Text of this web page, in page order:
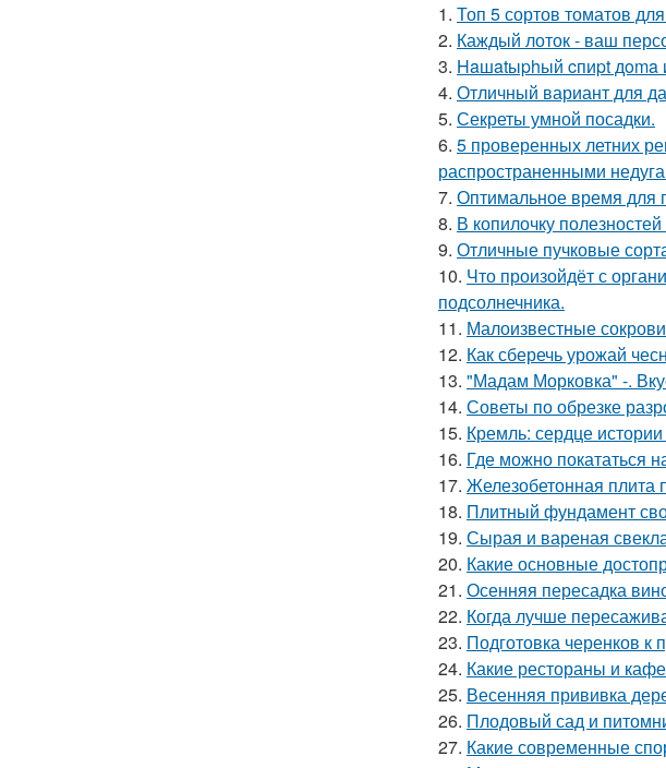
1. Топ 5 сортов томатов
2. Каждый лоток - ваш
3. Haшatыphый cпиpt дoma
4. Отличный вариант для
5. Секреты умной посадки.
6. 5 проверенных летних
распространенными
7. Оптимальное время для
8. В копилочку
9. Отличные пучковые
10. Что произойдёт с
подсолнечника.
11. Малоизвестные
12. Как сберечь урожай
13. "Мадам Морковка" -.
14. Советы по обрезке
15. Кремль: сердце
16. Где можно покататься
17. Железобетонная плита
18. Плитный фундамент
19. Сырая и вареная
20. Какие основные
21. Осенняя пересадка
22. Когда лучше
23. Подготовка черенков
24. Какие рестораны и
25. Весенняя прививка
26. Плодовый сад и
27. Какие современные